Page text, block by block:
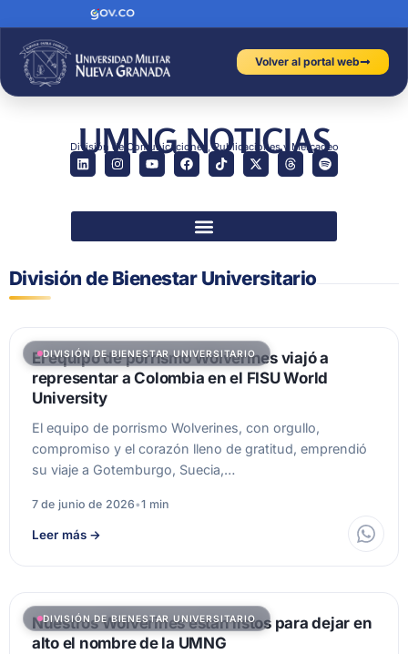
Volver al portal web
UMNG NOTICIAS
División de Comunicaciones, Publicaciones y Mercadeo
División de Bienestar Universitario
DIVISIÓN DE BIENESTAR UNIVERSITARIO
El equipo de porrismo Wolverines viajó a
representar a Colombia en el FISU World
University
El equipo de porrismo Wolverines, con orgullo,
compromiso y el corazón lleno de gratitud, emprendió
su viaje a Gotemburgo, Suecia,…
7 de junio de 2026•1 min
Leer más →
DIVISIÓN DE BIENESTAR UNIVERSITARIO
Nuestros Wolverines están listos para dejar en
alto el nombre de la UMNG